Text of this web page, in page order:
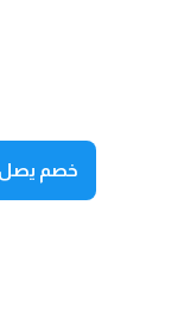
خصم يصل إلى 55% على